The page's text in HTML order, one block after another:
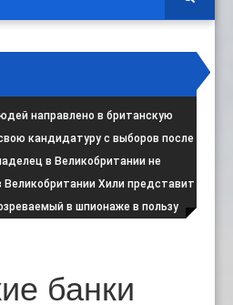
направлено в британскую
:
кандидатуру с выборов после
:
в Великобритании не
на испо:
Хили представит
:
в шпионаже в пользу
банки